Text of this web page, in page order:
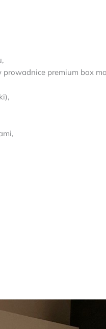
prowadnice premium box